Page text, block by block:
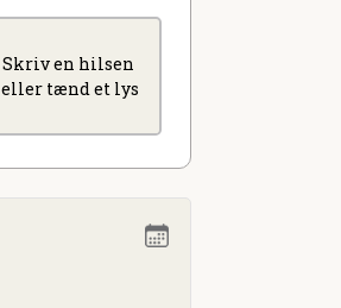
Skriv en hilsen
eller tænd et lys